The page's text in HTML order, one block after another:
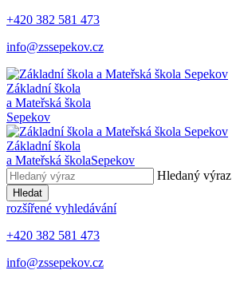
+420 382 581 473
info@zssepekov.cz
Základní škola
a Mateřská škola
Sepekov
Základní škola
a Mateřská školaSepekov
Hledaný výraz
Hledat
rozšířené vyhledávání
+420 382 581 473
info@zssepekov.cz